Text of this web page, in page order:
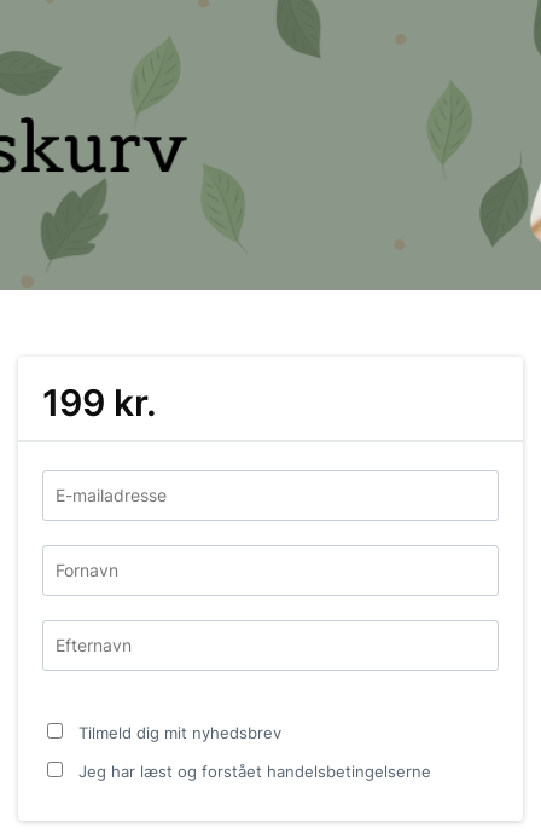
199 kr.
Tilmeld dig mit nyhedsbrev
Jeg har læst og forstået handelsbetingelserne